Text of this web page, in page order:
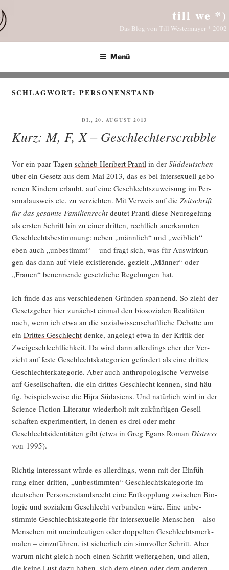
Inhalt
springen
till we *)
Das Blog von Till Westermayer * 2002
Menü
SCHLAGWORT:PERSONENSTAND
VERÖFFENTLICHT
DI., 20. AUGUST 2013
Kurz: M, F, X – Geschlechterscrabble
Vor ein paar Tagen schrieb Heri­bert Prantl in der Süd­deut­schen
über ein Gesetz aus dem Mai 2013, das es bei inter­se­xu­ell gebo­
re­nen Kin­dern erlaubt, auf eine Geschlechts­zu­wei­sung im Per­
so­nal­aus­weis etc. zu ver­zich­ten. Mit Ver­weis auf die Zeit­schrift
für das gesam­te Fami­li­en­rechtdeu­tet Prantl die­se Neu­re­ge­lung
als ers­ten Schritt hin zu einer drit­ten, recht­lich aner­kann­ten
Geschlechts­be­stim­mung: neben „männ­lich“ und „weib­lich“
eben auch „unbe­stimmt“ – und fragt sich, was für Aus­wir­kun­
gen das dann auf vie­le exis­tie­ren­de, gezielt „Män­ner“ oder
„Frau­en“ benen­nen­de gesetz­li­che Rege­lun­gen hat.
Ich fin­de das aus ver­schie­de­nen Grün­den span­nend. So zieht der
Gesetz­ge­ber hier zunächst ein­mal den bio­so­zia­len Rea­li­tä­ten
nach, wenn ich etwa an die sozi­al­wis­sen­schaft­li­che Debat­te um
ein Drit­tes Geschlechtden­ke, ange­legt etwa in der Kri­tik der
Zwei­ge­schlecht­lich­keit. Da wird dann aller­dings eher der Ver­
zicht auf fes­te Geschlechts­ka­te­go­rien gefor­dert als eine drit­tes
Geschlech­ter­ka­te­go­rie. Aber auch anthro­po­lo­gi­sche Ver­wei­se
auf Gesell­schaf­ten, die ein drit­tes Geschlecht ken­nen, sind häu­
fig, bei­spiels­wei­se die HijraSüd­asi­ens. Und natür­lich wird in der
Sci­ence-Fic­tion-Lite­ra­tur wie­der­holt mit zukünf­ti­gen Gesell­
schaf­ten expe­ri­men­tiert, in denen es drei oder mehr
Geschlechts­iden­ti­tä­ten gibt (etwa in Greg Egans Roman Distress
von 1995).
Rich­tig inter­es­sant wür­de es aller­dings, wenn mit der Ein­füh­
rung einer drit­ten, „unbe­stimm­ten“ Geschlechts­ka­te­go­rie im
deut­schen Per­so­nen­stands­recht eine Ent­kopp­lung zwi­schen Bio­
lo­gie und sozia­lem Geschlecht ver­bun­den wäre. Eine unbe­
stimm­te Geschlechts­ka­te­go­rie für inter­se­xu­el­le Men­schen – also
Men­schen mit unein­deu­ti­gen oder dop­pel­ten Geschlechts­merk­
ma­len – ein­zu­füh­ren, ist sicher­lich ein sinn­vol­ler Schritt. Aber
war­um nicht gleich noch einen Schritt wei­ter­ge­hen, und allen,
die kei­ne Lust dazu haben, sich dem einen oder dem ande­ren